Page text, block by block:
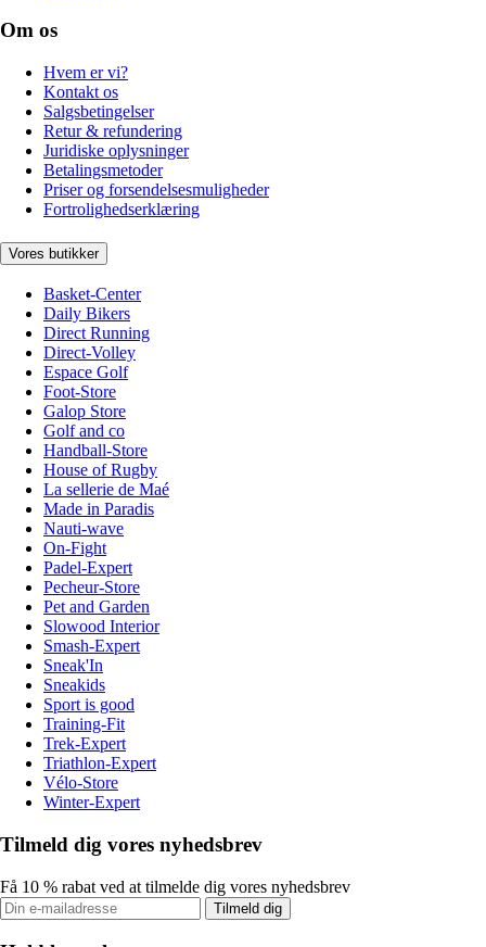
Om os
Hvem er vi?
Kontakt os
Salgsbetingelser
Retur & refundering
Juridiske oplysninger
Betalingsmetoder
Priser og forsendelsesmuligheder
Fortrolighedserklæring
Vores butikker
Basket-Center
Daily Bikers
Direct Running
Direct-Volley
Espace Golf
Foot-Store
Galop Store
Golf and co
Handball-Store
House of Rugby
La sellerie de Maé
Made in Paradis
Nauti-wave
On-Fight
Padel-Expert
Pecheur-Store
Pet and Garden
Slowood Interior
Smash-Expert
Sneak'In
Sneakids
Sport is good
Training-Fit
Trek-Expert
Triathlon-Expert
Vélo-Store
Winter-Expert
Tilmeld dig vores nyhedsbrev
Få 10 % rabat ved at tilmelde dig vores nyhedsbrev
Tilmeld dig